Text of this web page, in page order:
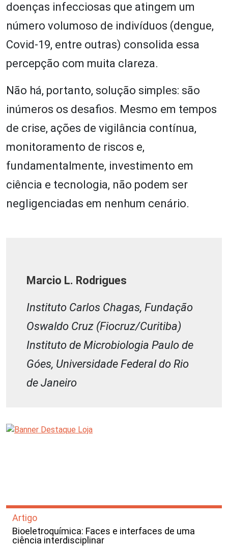
doenças infecciosas que atingem um
número volumoso de indivíduos (dengue,
Covid-19, entre outras) consolida essa
percepção com muita clareza.
Não há, portanto, solução simples: são
inúmeros os desafios. Mesmo em tempos
de crise, ações de vigilância contínua,
monitoramento de riscos e,
fundamentalmente, investimento em
ciência e tecnologia, não podem ser
negligenciadas em nenhum cenário.
Marcio L. Rodrigues
Instituto Carlos Chagas, Fundação
Oswaldo Cruz (Fiocruz/Curitiba)
Instituto de Microbiologia Paulo de
Góes, Universidade Federal do Rio
de Janeiro
Artigo
Bioeletroquímica: Faces e interfaces de uma
ciência interdisciplinar